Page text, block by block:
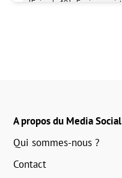
A propos du Media Social
Qui sommes-nous ?
Contact